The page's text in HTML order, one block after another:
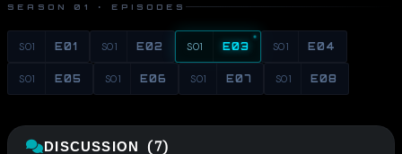
SEASON 01 · EPISODES
S01 E01 S01 E02 S01 E03 S01 E04
S01 E05 S01 E06 S01 E07 S01 E08
DISCUSSION (7)